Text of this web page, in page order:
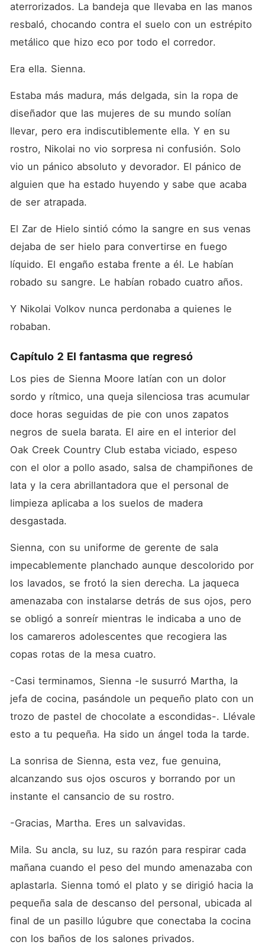
aterrorizados. La bandeja que llevaba en las manos
resbaló, chocando contra el suelo con un estrépito
metálico que hizo eco por todo el corredor.
Era ella. Sienna.
Estaba más madura, más delgada, sin la ropa de
diseñador que las mujeres de su mundo solían
llevar, pero era indiscutiblemente ella. Y en su
rostro, Nikolai no vio sorpresa ni confusión. Solo
vio un pánico absoluto y devorador. El pánico de
alguien que ha estado huyendo y sabe que acaba
de ser atrapada.
El Zar de Hielo sintió cómo la sangre en sus venas
dejaba de ser hielo para convertirse en fuego
líquido. El engaño estaba frente a él. Le habían
robado su sangre. Le habían robado cuatro años.
Y Nikolai Volkov nunca perdonaba a quienes le
robaban.
Capítulo 2 El fantasma que regresó
Los pies de Sienna Moore latían con un dolor
sordo y rítmico, una queja silenciosa tras acumular
doce horas seguidas de pie con unos zapatos
negros de suela barata. El aire en el interior del
Oak Creek Country Club estaba viciado, espeso
con el olor a pollo asado, salsa de champiñones de
lata y la cera abrillantadora que el personal de
limpieza aplicaba a los suelos de madera
desgastada.
Sienna, con su uniforme de gerente de sala
impecablemente planchado aunque descolorido por
los lavados, se frotó la sien derecha. La jaqueca
amenazaba con instalarse detrás de sus ojos, pero
se obligó a sonreír mientras le indicaba a uno de
los camareros adolescentes que recogiera las
copas rotas de la mesa cuatro.
-Casi terminamos, Sienna -le susurró Martha, la
jefa de cocina, pasándole un pequeño plato con un
trozo de pastel de chocolate a escondidas-. Llévale
esto a tu pequeña. Ha sido un ángel toda la tarde.
La sonrisa de Sienna, esta vez, fue genuina,
alcanzando sus ojos oscuros y borrando por un
instante el cansancio de su rostro.
-Gracias, Martha. Eres un salvavidas.
Mila. Su ancla, su luz, su razón para respirar cada
mañana cuando el peso del mundo amenazaba con
aplastarla. Sienna tomó el plato y se dirigió hacia la
pequeña sala de descanso del personal, ubicada al
final de un pasillo lúgubre que conectaba la cocina
con los baños de los salones privados.